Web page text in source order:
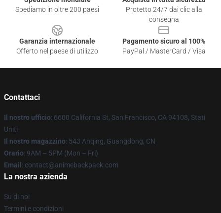
Spediamo in oltre 200 paesi
Protetto 24/7 dai clic alla
consegna
Garanzia internazionale
Offerto nel paese di utilizzo
Pagamento sicuro al 100%
PayPal / MasterCard / Visa
Contattaci
Il nostro ufficio: 6600 California St, San Francisco, CA 94108, Stati
Uniti
Il nostro magazzino: 543 Anqing, Guangdong, CN
Orario: 9AM – 5PM (Mon – Fri)
Email : contact@animebackpack.com
La nostra azienda
Su di noi
Termini e condizioni